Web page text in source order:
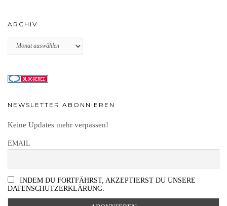
ARCHIV
Archiv
NEWSLETTER ABONNIEREN
Keine Updates mehr verpassen!
EMAIL
INDEM DU FORTFÄHRST, AKZEPTIERST DU UNSERE
DATENSCHUTZERKLÄRUNG.